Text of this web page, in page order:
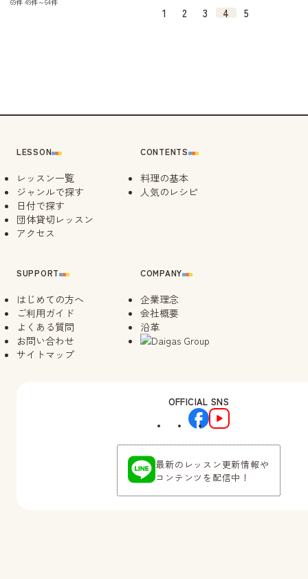
1 2 3 4 5
LESSON
レッスン一覧
ジャンルで探す
日付で探す
団体貸切レッスン
アクセス
SUPPORT
はじめての方へ
ご利用ガイド
よくある質問
お問い合わせ
サイトマップ
CONTENTS
料理の基本
人気のレシピ
COMPANY
企業理念
会社概要
沿革
OFFICIAL SNS
最新のレッスン更新情報や
コンテンツを配信中！